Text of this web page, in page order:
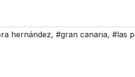
hernández, #gran canaria, #las